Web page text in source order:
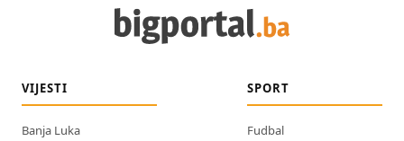
VIJESTI
Banja Luka
SPORT
Fudbal